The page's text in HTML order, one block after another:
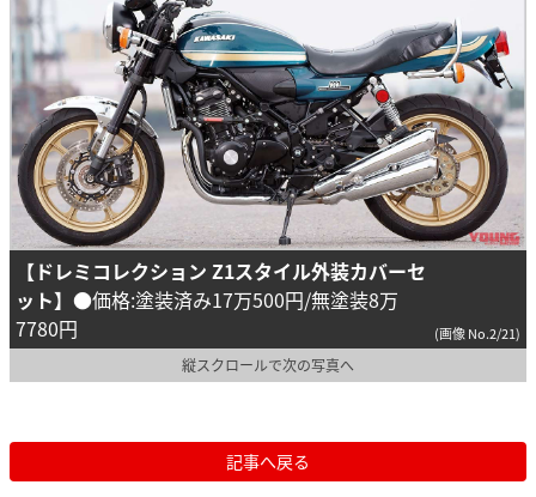
【ドレミコレクション Z1スタイル外装カバーセ
ット】 ●価格:塗装済み17万500円/無塗装8万
7780円
(画像 No.2/21)
縦スクロールで次の写真へ
記事へ戻る